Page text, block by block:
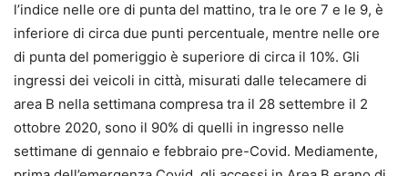
l’indice nelle ore di punta del mattino, tra le ore 7 e le 9, è
inferiore di circa due punti percentuale, mentre nelle ore
di punta del pomeriggio è superiore di circa il 10%. Gli
ingressi dei veicoli in città, misurati dalle telecamere di
area B nella settimana compresa tra il 28 settembre il 2
ottobre 2020, sono il 90% di quelli in ingresso nelle
settimane di gennaio e febbraio pre-Covid. Mediamente,